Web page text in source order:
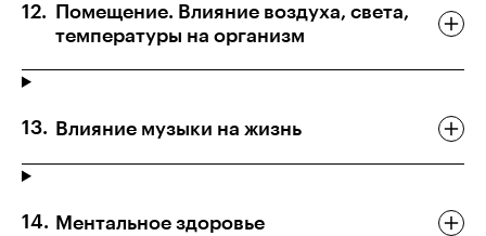
Помещение. Влияние воздуха, света,
температуры на организм
Влияние музыки на жизнь
Ментальное здоровье